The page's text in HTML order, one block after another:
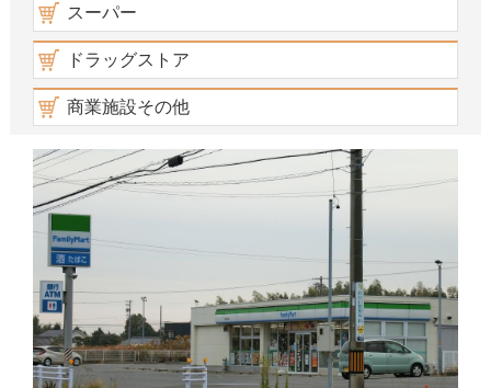
スーパー
ドラッグストア
商業施設その他